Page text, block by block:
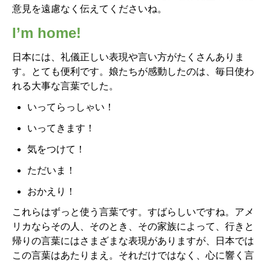
意見を遠慮なく伝えてくださいね。
I’m home!
日本には、礼儀正しい表現や言い方がたくさんありま
す。とても便利です。娘たちが感動したのは、毎日使わ
れる大事な言葉でした。
いってらっしゃい！
いってきます！
気をつけて！
ただいま！
おかえり！
これらはずっと使う言葉です。すばらしいですね。アメ
リカならその人、そのとき、その家族によって、行きと
帰りの言葉にはさまざまな表現がありますが、日本では
この言葉はあたりまえ。それだけではなく、心に響く言